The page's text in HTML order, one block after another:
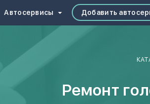
Автосервисы Добавить
Ремонт